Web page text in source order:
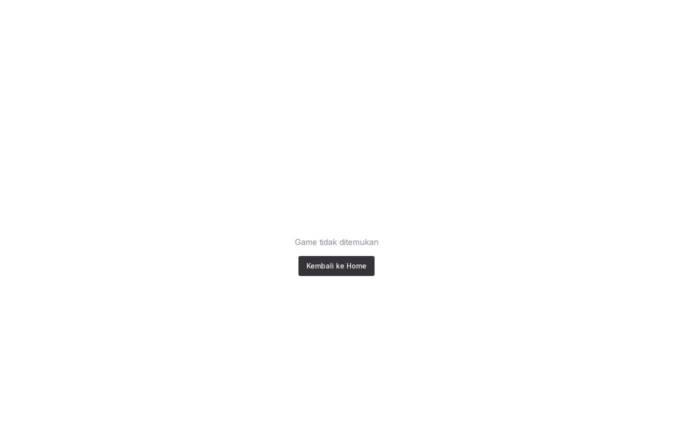
Game tidak ditemukan
Kembali ke Home